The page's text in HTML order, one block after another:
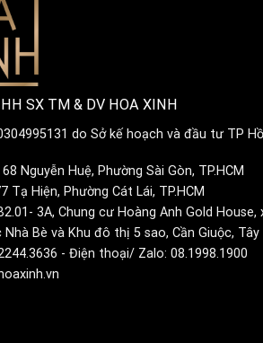
SX TM & DV HOA XINH
do Sở kế hoạch và đầu tư TP
Nguyễn Huệ, Phường Sài Gòn, TP.HCM
Tạ Hiện, Phường Cát Lái, TP.HCM
3A, Chung cư Hoàng Anh Gold House,
Nhà Bè và Khu đô thị 5 sao, Cần Giuộc, Tây
- Điện thoại/ Zalo: 08.1998.1900